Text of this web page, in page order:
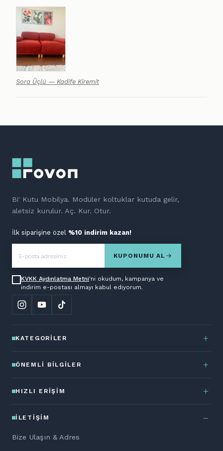
Sora Üçlü — Kadife Kiremit
Bi' Kutu Mobilya. Modüler koltuklar kutuda gelir,
aletsiz kurulur. Aç. Kur. Otur.
İlk siparişine özel %10 indirim kazan!
KUPONUMU AL
KVKK Aydınlatma Metni'ni okudum, kampanya ve
indirim e-postası almayı kabul ediyorum.
KATEGORILER
ÖNEMLI BILGILER
HIZLI ERIŞIM
İLETIŞIM
Bize Ulaşın & Adres